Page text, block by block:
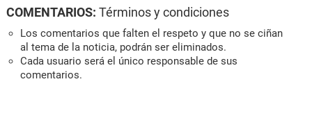
COMENTARIOS: Términos y condiciones
Los comentarios que falten el respeto y que no se ciñan
al tema de la noticia, podrán ser eliminados.
Cada usuario será el único responsable de sus
comentarios.